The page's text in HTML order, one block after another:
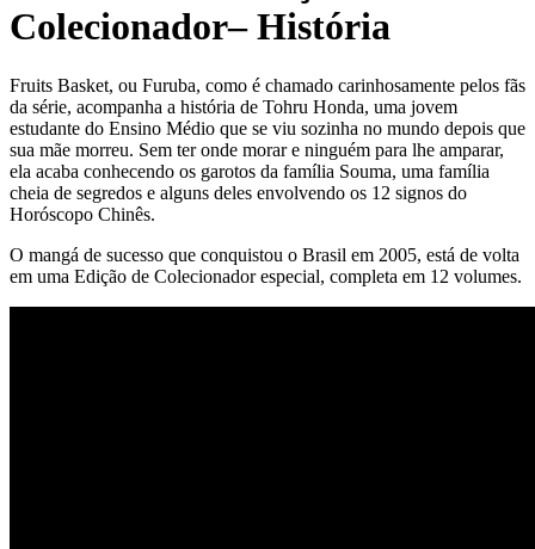
Colecionador– História
Fruits Basket, ou Furuba, como é chamado carinhosamente pelos fãs
da série, acompanha a história de Tohru Honda, uma jovem
estudante do Ensino Médio que se viu sozinha no mundo depois que
sua mãe morreu. Sem ter onde morar e ninguém para lhe amparar,
ela acaba conhecendo os garotos da família Souma, uma família
cheia de segredos e alguns deles envolvendo os 12 signos do
Horóscopo Chinês.
O mangá de sucesso que conquistou o Brasil em 2005, está de volta
em uma Edição de Colecionador especial, completa em 12 volumes.